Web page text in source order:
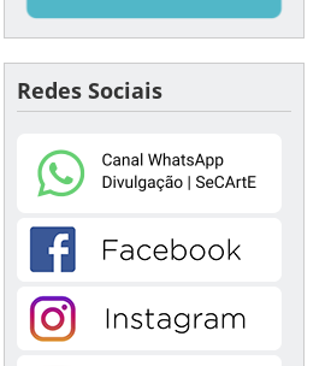
Redes Sociais